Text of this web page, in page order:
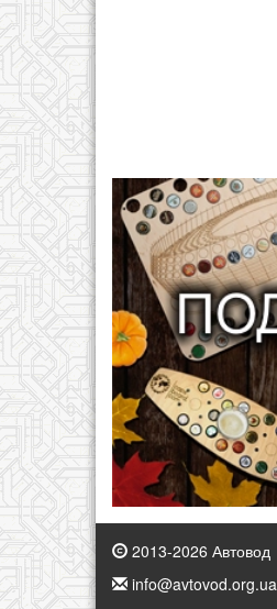
2013-2026 Автовод
info@avtovod.org.ua